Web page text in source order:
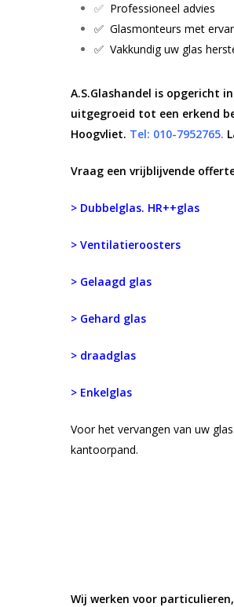
✅ Professioneel advies
✅ Glasmonteurs met
✅ Vakkundig uw glas
A.S.Glashandel is opgericht
uitgegroeid tot een erkend
Hoogvliet. Tel: 010-7952765.
Vraag een vrijblijvende
> Dubbelglas. HR++glas
> Ventilatieroosters
> Gelaagd glas
> Gehard glas
> draadglas
> Enkelglas
Voor het vervangen van uw
kantoorpand.
Wij werken voor